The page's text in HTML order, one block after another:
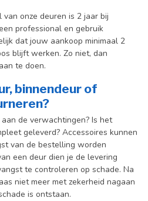
onze deuren is 2 jaar bij
professional en gebruik
dat jouw aankoop minimaal 2
blijft werken. Zo niet, dan
te doen.
binnendeur of
de verwachtingen? Is het
geleverd? Accessoires kunnen
van de bestelling worden
een deur dien je de levering
te controleren op schade. Na
niet meer met zekerheid nagaan
is ontstaan.